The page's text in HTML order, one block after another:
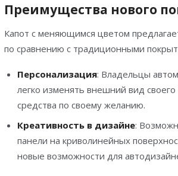
Преимущества нового
Капот с меняющимся цветом
по сравнению с традиционными
Персонализация: Владельцы
легко изменять внешний вид своего
средства по своему желанию.
Креативность в дизайне:
панели на криволинейных
новые возможности для